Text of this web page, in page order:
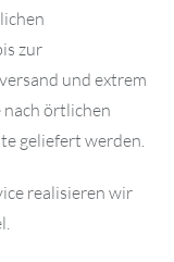
zur
und extrem
nach örtlichen
geliefert werden.
realisieren wir